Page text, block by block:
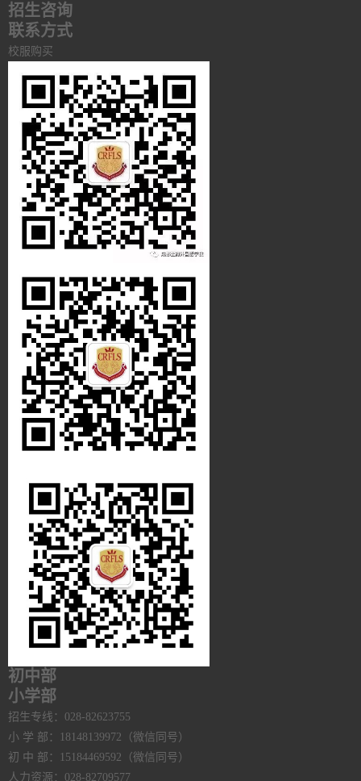
招生咨询
联系方式
校服购买
初中部
小学部
招生专线：028-82623755
小 学 部：18148139972（微信同号）
初 中 部：15184469592（微信同号）
人力资源：028-82709577